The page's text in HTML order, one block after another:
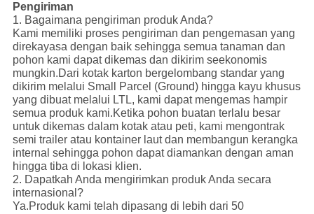
Pengiriman
1. Bagaimana pengiriman produk Anda?
Kami memiliki proses pengiriman dan pengemasan yang
direkayasa dengan baik sehingga semua tanaman dan
pohon kami dapat dikemas dan dikirim seekonomis
mungkin.Dari kotak karton bergelombang standar yang
dikirim melalui Small Parcel (Ground) hingga kayu khusus
yang dibuat melalui LTL, kami dapat mengemas hampir
semua produk kami.Ketika pohon buatan terlalu besar
untuk dikemas dalam kotak atau peti, kami mengontrak
semi trailer atau kontainer laut dan membangun kerangka
internal sehingga pohon dapat diamankan dengan aman
hingga tiba di lokasi klien.
2. Dapatkah Anda mengirimkan produk Anda secara
internasional?
Ya.Produk kami telah dipasang di lebih dari 50